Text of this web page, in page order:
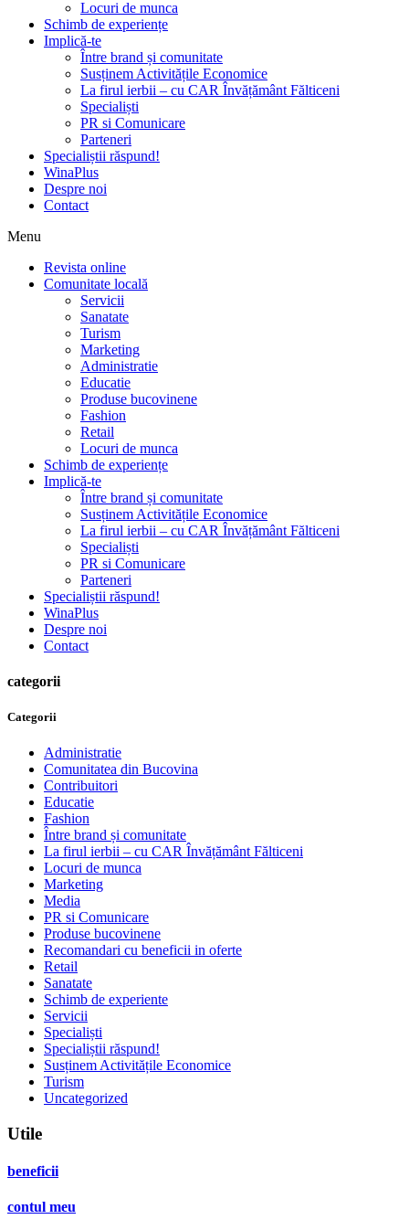
Locuri de munca
Schimb de experiențe
Implică-te
Între brand și comunitate
Susținem Activitățile Economice
La firul ierbii – cu CAR Învățământ Fălticeni
Specialiști
PR si Comunicare
Parteneri
Specialiștii răspund!
WinaPlus
Despre noi
Contact
Menu
Revista online
Comunitate locală
Servicii
Sanatate
Turism
Marketing
Administratie
Educatie
Produse bucovinene
Fashion
Retail
Locuri de munca
Schimb de experiențe
Implică-te
Între brand și comunitate
Susținem Activitățile Economice
La firul ierbii – cu CAR Învățământ Fălticeni
Specialiști
PR si Comunicare
Parteneri
Specialiștii răspund!
WinaPlus
Despre noi
Contact
categorii
Categorii
Administratie
Comunitatea din Bucovina
Contribuitori
Educatie
Fashion
Între brand și comunitate
La firul ierbii – cu CAR Învățământ Fălticeni
Locuri de munca
Marketing
Media
PR si Comunicare
Produse bucovinene
Recomandari cu beneficii in oferte
Retail
Sanatate
Schimb de experiente
Servicii
Specialiști
Specialiștii răspund!
Susținem Activitățile Economice
Turism
Uncategorized
Utile
beneficii
contul meu